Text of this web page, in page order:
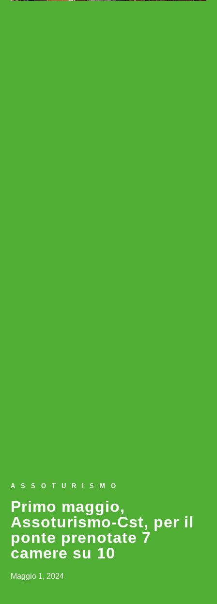
ASSOTURISMO
Primo maggio,
Assoturismo-Cst, per il
ponte prenotate 7
camere su 10
Maggio 1, 2024